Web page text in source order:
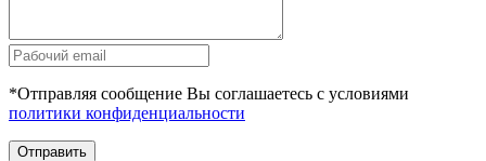
*Отправляя сообщение Вы соглашаетесь с условиями
политики конфиденциальности
Отправить